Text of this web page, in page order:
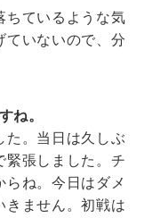
ちているような気
ていないので、分
ね。
た。当日は久しぶ
緊張しました。チ
らね。今日はダメ
きません。初戦は